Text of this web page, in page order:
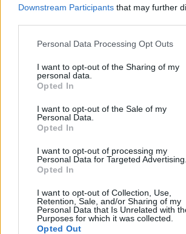
Downstream Participants that may further
Personal Data Processing Opt Outs
I want to opt-out of the Sharing of my
personal data.
Opted In
I want to opt-out of the Sale of my
Personal Data.
Opted In
I want to opt-out of processing my
Personal Data for Targeted Advertising.
Opted In
I want to opt-out of Collection, Use,
Retention, Sale, and/or Sharing of my
Personal Data that Is Unrelated with
Purposes for which it was collected.
Opted Out
NAUJI